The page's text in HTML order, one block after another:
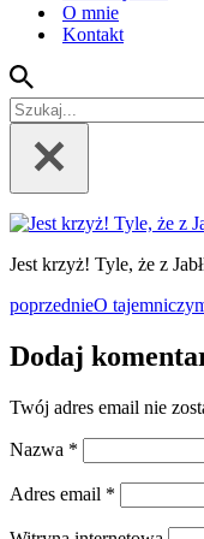
O mnie
Kontakt
Szukaj...
Jest krzyż! Tyle, że z
poprzednieO
Dodaj
Twój adres email nie
Nazwa *
Adres email *